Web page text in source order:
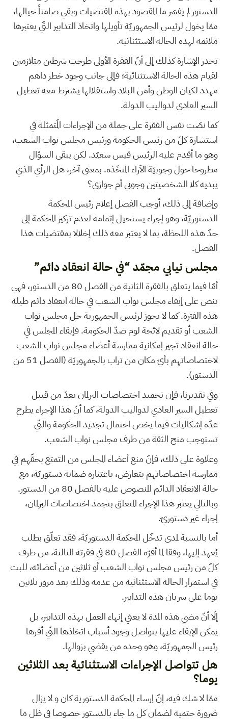
الدستور لم يفسّر ما المقصود بهذه المقتضيات وبقي صامتاً حيالها،
ممّا يخول لرئيس الجمهوريّة تأويلها واتخاذ التدابير التّي يعتبرها
ملائمة لهذه الحالة الاستثنائية.
تجدر الإشارة كذلك إلى أنّ الفقرة الأولى طرحت شرطين متلازمين
لقيام هذه الحالة الاستثنائية؛ فإلى جانب وجود خطر داهم
مهدد لكيان الوطن وأمن البلاد واستقلالها يشترط معه تعطيل
السير العادي لدواليب الدولة.
كما نصّت نفس الفقرة على جملة من الإجراءات المُتمثلة في
استشارة كلّ من رئيس الحكومة ورئيس مجلس نواب الشعب،
وهو ما أقدم عليه الرئيس قيس سعيّد. لكن يبقى السؤال
مطروحا حول وجوبيّة الآراء المتخَذة. بمعنى آخر، هل الرأي الذي
يبديه كلا الشخصيتين وجوبي أم جوازي؟
وإضافة إلى ذلك، أوجب الفصل إعلام رئيس المحكمة
الدستوريّة، وهو إجراء يستحيل إتمامه لعدم تركيز المحكمة إلى
حدّ هذه اللحظة، بما لا يعتبر معه ذلك إخلالا بمقتضيات هذا
الفصل.
مجلس نيابي مجمّد “في حالة انعقاد دائم”
أمّا فيما يتعلق بالفقرة الثانية من الفصل 80 من الدستور، فهي
تنص على إبقاء مجلس نواب الشعب في حالة انعقاد دائم طيلة
هذه الفترة. كما لا يجوز لرئيس الجمهورية حل مجلس نواب
الشعب أو تقديم لائحة لوم ضدّ الحكومة. فإبقاء المجلس في
حالة انعقاد تجيز إمكانية ممارسة أعضاء مجلس نواب الشعب
لاختصاصاتهم بأيّ مكان من تراب بالجمهوريّة (الفصل 51 من
الدستور).
وفي تقديرنا، فإن تجميد اختصاصات البرلمان يعدّ من قبيل
تعطيل السير العادي لدواليب الدولة، كما أنّ هذا الإجراء يطرح
عدّة إشكاليات فيما يخص احتمال تجديد الحكومة والتّي
تستوجب منح الثقة من طرف مجلس نواب الشعب.
وعلاوة على ذلك، فإنّ منع أعضاء المجلس من التمتع بحقّهم في
ممارسة اختصاصاتهم يتعارض، باعتباره ضمانة دستوريّة، مع
حالة الانعقاد الدائم المنصوص عليه بالفصل 80 من الدستور.
وبالتالي يعتبر هذا الإجراء المتعلق بتجمد اختصاصات البرلمان،
إجراء غير دستوريّ.
أما بالنسبة لمدى تدخّل المحكمة الدستوريّة، فقد تعلّق بطلب
يُعهد إليها، وفقا لما أقرّه الفصل 80 في فقرته الثالثة، من طرف
كلّ من رئيس مجلس نواب الشعب أو ثلاثين من أعضائه، للبت
في استمرار الحالة الاستثنائية من عدمه وذلك بعد مرور ثلاثين
يوما على سريان هذه التدابير.
إلّا أنّ مضي هذه المدة لا يعني إنهاء العمل بهذه التدابير، بل
يمكن الإبقاء عليها بتواصل وجود أسباب اتخاذها التّي أقرها
رئيس الجمهوريّة، وهو وحده من يقضي بزوالها.
هل تتواصل الإجراءات الاستثنائية بعد الثلاثين
يوما؟
ممّا لا شك فيه، إنّ إرساء المحكمة الدستورية كان و لا يزال
ضرورة حتمية لضمان كل ما جاء بالدستور خصوصا في ظل ما